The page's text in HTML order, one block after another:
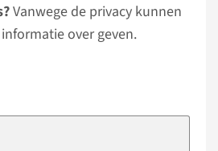
Vanwege de privacy kunnen
over geven.